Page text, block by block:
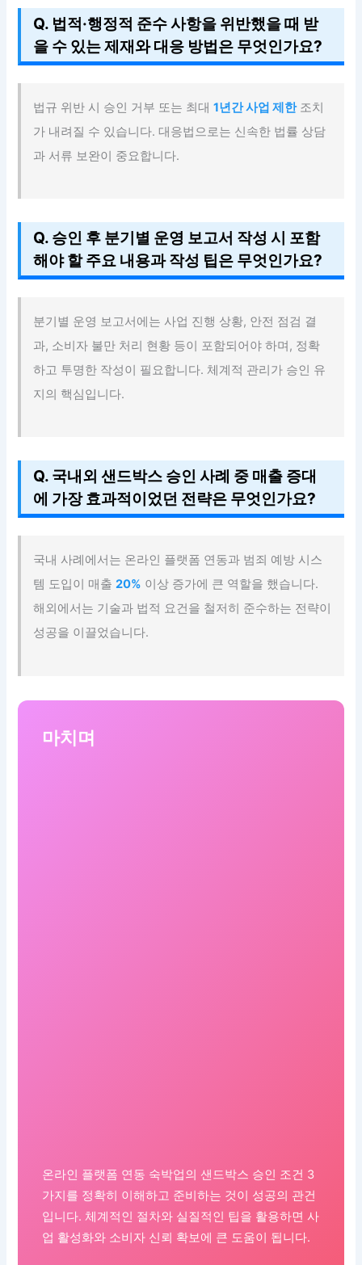
Q. 법적·행정적 준수 사항을 위반했을 때 받
을 수 있는 제재와 대응 방법은 무엇인가요?
법규 위반 시 승인 거부 또는 최대1년간 사업 제한조치
가 내려질 수 있습니다. 대응법으로는 신속한 법률 상담
과 서류 보완이 중요합니다.
Q. 승인 후 분기별 운영 보고서 작성 시 포함
해야 할 주요 내용과 작성 팁은 무엇인가요?
분기별 운영 보고서에는 사업 진행 상황, 안전 점검 결
과, 소비자 불만 처리 현황 등이 포함되어야 하며, 정확
하고 투명한 작성이 필요합니다. 체계적 관리가 승인 유
지의 핵심입니다.
Q. 국내외 샌드박스 승인 사례 중 매출 증대
에 가장 효과적이었던 전략은 무엇인가요?
국내 사례에서는 온라인 플랫폼 연동과 범죄 예방 시스
템 도입이 매출20% 이상 증가에 큰 역할을 했습니다.
해외에서는 기술과 법적 요건을 철저히 준수하는 전략이
성공을 이끌었습니다.
마치며
온라인 플랫폼 연동 숙박업의 샌드박스 승인 조건 3
가지를 정확히 이해하고 준비하는 것이 성공의 관건
입니다. 체계적인 절차와 실질적인 팁을 활용하면 사
업 활성화와 소비자 신뢰 확보에 큰 도움이 됩니다.